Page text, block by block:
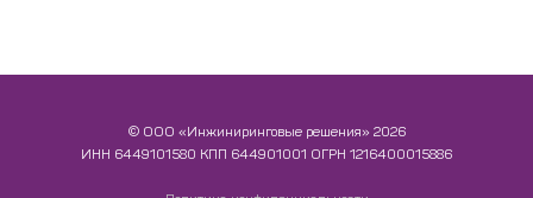
© ООО «Инжиниринговые решения» 2026
ИНН​​​​​​​ 6449101580 КПП 644901001 ОГРН 1216400015886